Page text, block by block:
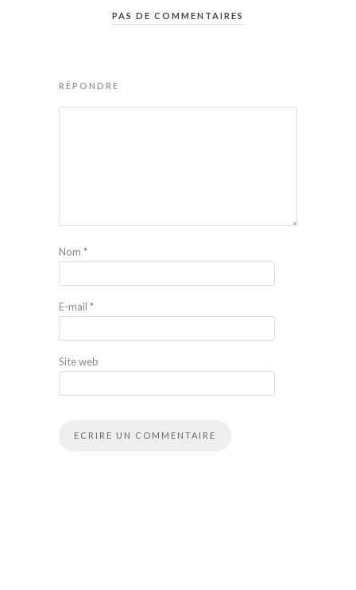
PAS DE COMMENTAIRES
RÉPONDRE
Nom *
E-mail *
Site web